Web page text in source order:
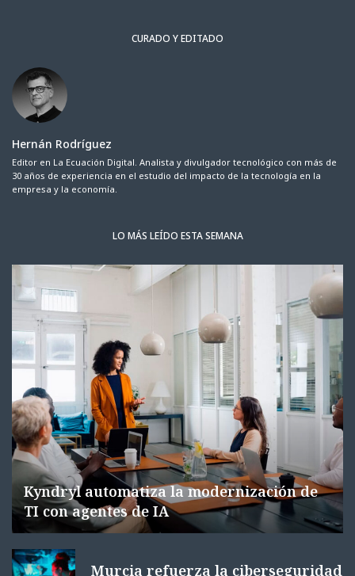
CURADO Y EDITADO
Hernán Rodríguez
Editor en La Ecuación Digital. Analista y divulgador tecnológico con más de
30 años de experiencia en el estudio del impacto de la tecnología en la
empresa y la economía.
LO MÁS LEÍDO ESTA SEMANA
Kyndryl automatiza la modernización de
TI con agentes de IA
Murcia refuerza la ciberseguridad